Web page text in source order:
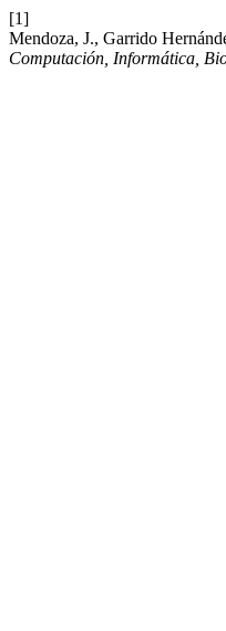
[1]
Mendoza, J., Garrido
Computación, Informática,